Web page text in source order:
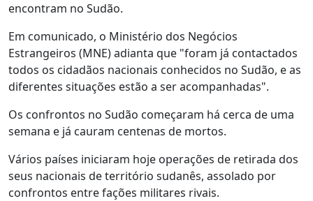
encontram no Sudão.
Em comunicado, o Ministério dos Negócios
Estrangeiros (MNE) adianta que "foram já contactados
todos os cidadãos nacionais conhecidos no Sudão, e as
diferentes situações estão a ser acompanhadas".
Os confrontos no Sudão começaram há cerca de uma
semana e já cauram centenas de mortos.
Vários países iniciaram hoje operações de retirada dos
seus nacionais de território sudanês, assolado por
confrontos entre fações militares rivais.